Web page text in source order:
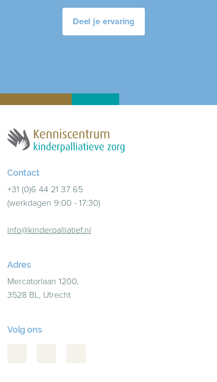
Deel je ervaring
Contact
+31 (0)6 44 21 37 65
(werkdagen 9:00 - 17:30)
info@kinderpalliatief.nl
Adres
Mercatorlaan 1200,
3528 BL, Utrecht
Volg ons